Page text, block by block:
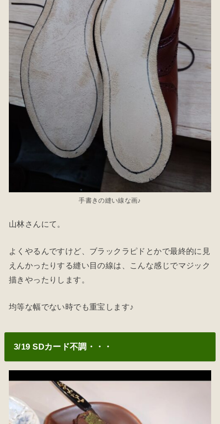
手書きの縫い線な画♪
山林さんにて。
よくやるんですけど、ブラックラピドとかで最終的に見
えんかったりする縫い目の線は、こんな感じでマジック
描きやったりします。
均等な幅でない時でも重宝します♪
3/19 SDカード不調・・・